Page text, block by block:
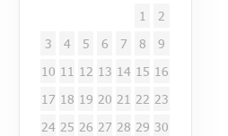
1
2
3
4 5 6 7 8
9
10 11 12 13 14 15 16
17 18 19 20 21 22 23
24 25 26 27 28 29 30